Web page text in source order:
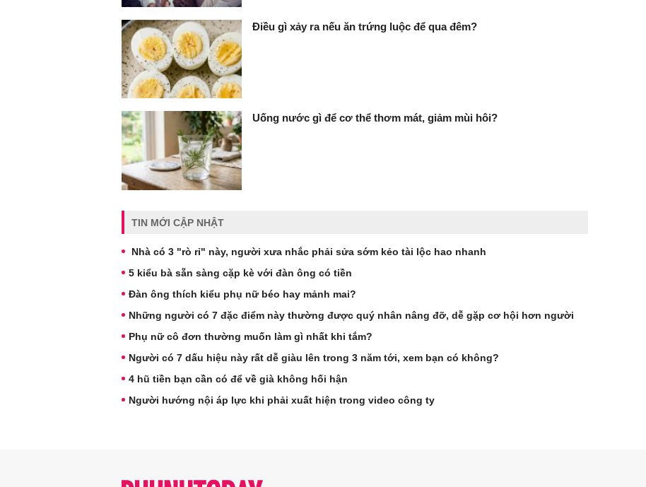
Điều gì xảy ra nếu ăn trứng luộc để qua đêm?
Uống nước gì để cơ thể thơm mát, giảm mùi hôi?
TIN MỚI CẬP NHẬT
Nhà có 3 "rò rỉ" này, người xưa nhắc phải sửa sớm kẻo tài lộc hao nhanh
5 kiểu bà sẵn sàng cặp kè với đàn ông có tiền
Đàn ông thích kiểu phụ nữ béo hay mảnh mai?
Những người có 7 đặc điểm này thường được quý nhân nâng đỡ, dễ gặp cơ hội hơn người
Phụ nữ cô đơn thường muốn làm gì nhất khi tắm?
Người có 7 dấu hiệu này rất dễ giàu lên trong 3 năm tới, xem bạn có không?
4 hũ tiền bạn cần có để về già không hối hận
Người hướng nội áp lực khi phải xuất hiện trong video công ty